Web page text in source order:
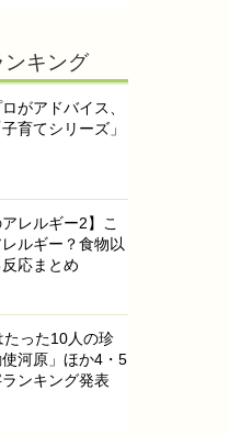
キング
がアドバイス、
育てシリーズ」
アレルギー2】こ
ルギー？食物以
応まとめ
った10人の珍
河原」ほか4・5
ンキング発表